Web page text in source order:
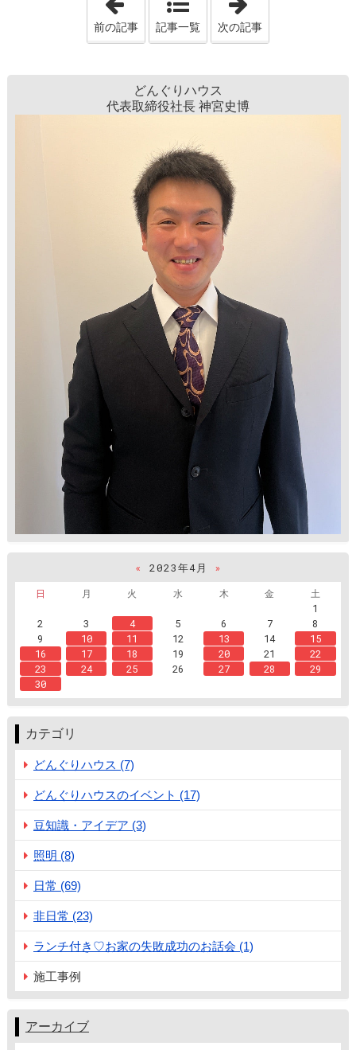
前の記事 記事一覧 次の記事
どんぐりハウス
代表取締役社長 神宮史博
« 2023年4月
»
日
月 火 水 木 金
土
1
2
3 4 5 6 7
8
9
10 11 12 13 14
15
16
17 18 19 20 21
22
23
24 25 26 27 28
29
30
カテゴリ
どんぐりハウス (7)
どんぐりハウスのイベント (17)
豆知識・アイデア (3)
照明 (8)
日常 (69)
非日常 (23)
ランチ付き♡お家の失敗成功のお話会 (1)
施工事例
アーカイブ